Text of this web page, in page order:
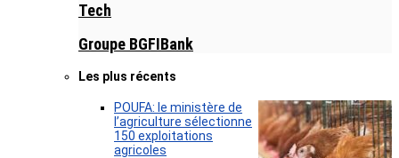
Tech
Groupe BGFIBank
Les plus récents
POUFA: le ministère de
l’agriculture sélectionne
150 exploitations
agricoles